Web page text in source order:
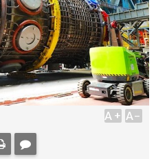
A+ A-